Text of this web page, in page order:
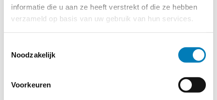
informatie die u aan ze heeft verstrekt of die ze hebben
verzameld op basis van uw gebruik van hun services.
Noodzakelijk
Voorkeuren
© 2026MERWEtechniek B.V.-Disclaimer-Privacy Policy-